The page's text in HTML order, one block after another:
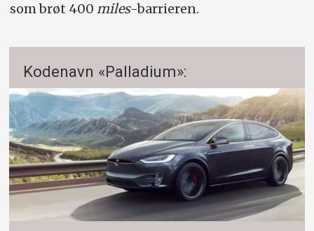
som brøt 400 miles-barrieren.
Kodenavn «Palladium»: